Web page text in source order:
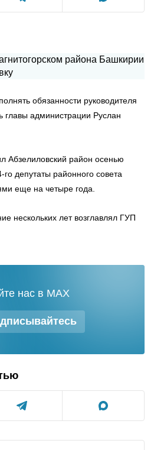
обязанности руководителя
главы администрации Руслан
Абзелиловский район осенью
депутаты районного совета
еще на четыре года.
нескольких лет возглавлял ГУП
нас в MAX